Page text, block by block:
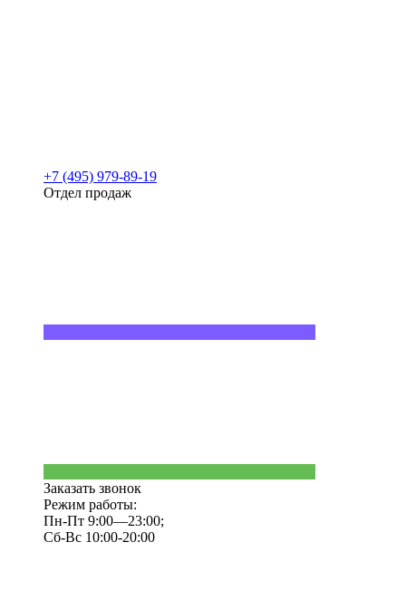
+7 (495) 979-89-19
Отдел продаж
Заказать звонок
Режим работы:
Пн-Пт 9:00—23:00;
Сб-Вс 10:00-20:00